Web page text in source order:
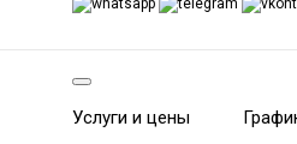
Услуги и цены